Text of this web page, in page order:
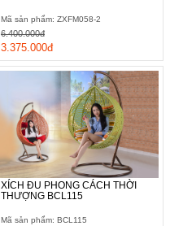
Mã sản phẩm: ZXFM058-2
3.375.000đ
6.400.000đ
XÍCH ĐU PHONG CÁCH THỜI
THƯỢNG BCL115
Mã sản phẩm: BCL115